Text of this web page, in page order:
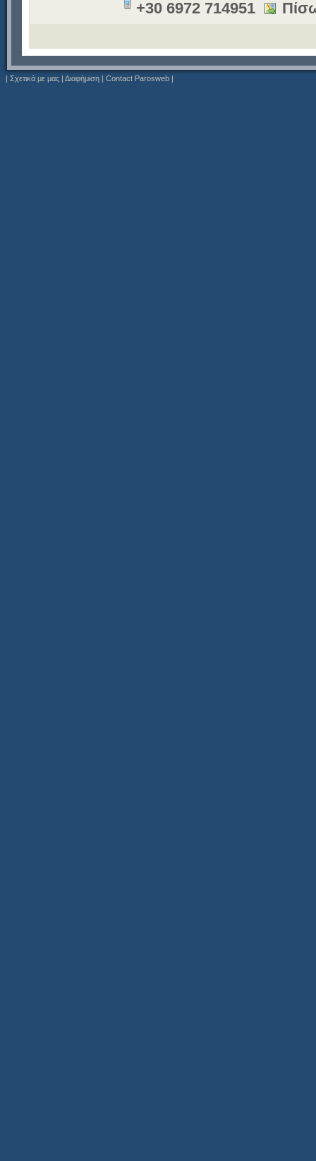
+30 6972 714951
| Σχετικά με μας | Διαφήμιση | Contact Parosweb |